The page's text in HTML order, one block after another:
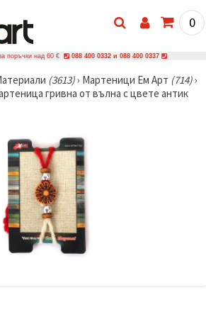
0
поръчки над 60 € 088 400 0332 и 088 400 0337
(3613)› Мартеници Ем Арт (714)›
гривна от вълна с цвете антик